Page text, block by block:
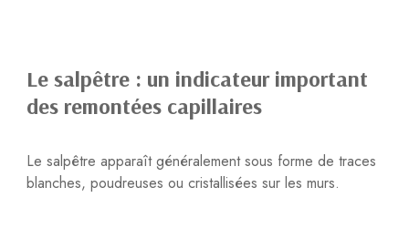
Le salpêtre : un indicateur important
des remontées capillaires
Le salpêtre apparaît généralement sous forme de traces
blanches, poudreuses ou cristallisées sur les murs.